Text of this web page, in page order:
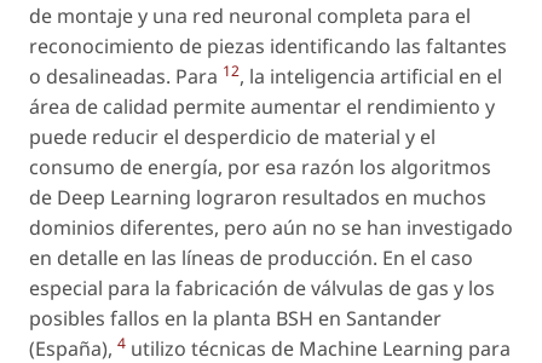
de montaje y una red neuronal completa para el
reconocimiento de piezas identificando las faltantes
o desalineadas. Para 12, la inteligencia artificial en el
área de calidad permite aumentar el rendimiento y
puede reducir el desperdicio de material y el
consumo de energía, por esa razón los algoritmos
de Deep Learning lograron resultados en muchos
dominios diferentes, pero aún no se han investigado
en detalle en las líneas de producción. En el caso
especial para la fabricación de válvulas de gas y los
posibles fallos en la planta BSH en Santander
(España), 4 utilizo técnicas de Machine Learning para